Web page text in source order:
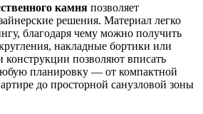
камня позволяет
решения. Материал легко
благодаря чему можно получить
накладные бортики или
позволяют вписать
планировку — от компактной
до просторной санузловой зоны